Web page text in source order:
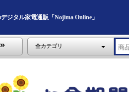
ジタル家電通販「Nojima Online」
全カテゴリ